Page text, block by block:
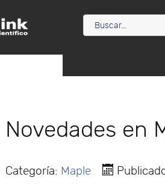
Novedades en
Categoría: Maple